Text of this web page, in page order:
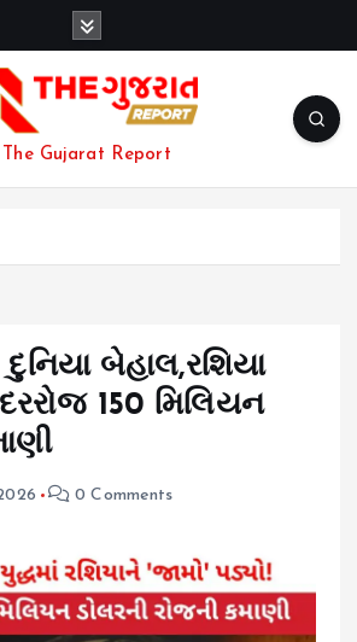
The Gujarat Report
બેહાલ,રશિયા
150 મિલિયન
0 Comments